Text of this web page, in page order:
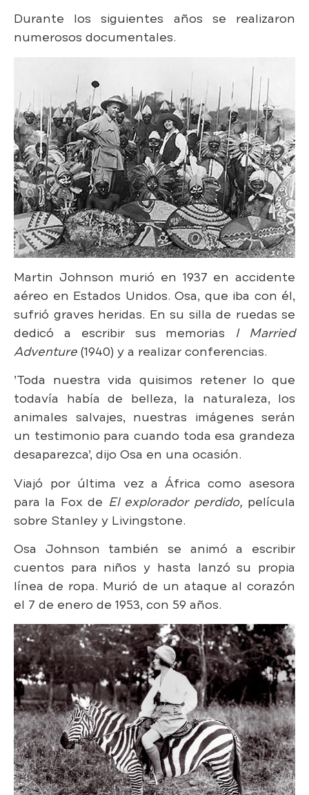
Durante los siguientes años se realizaron
numerosos documentales.
Martin Johnson murió en 1937 en accidente
aéreo en Estados Unidos. Osa, que iba con él,
sufrió graves heridas. En su silla de ruedas se
dedicó a escribir sus memorias I Married
Adventure (1940) y a realizar conferencias.
’Toda nuestra vida quisimos retener lo que
todavía había de belleza, la naturaleza, los
animales salvajes, nuestras imágenes serán
un testimonio para cuando toda esa grandeza
desaparezca’, dijo Osa en una ocasión.
Viajó por última vez a África como asesora
para la Fox de El explorador perdido, película
sobre Stanley y Livingstone.
Osa Johnson también se animó a escribir
cuentos para niños y hasta lanzó su propia
línea de ropa. Murió de un ataque al corazón
el 7 de enero de 1953, con 59 años.